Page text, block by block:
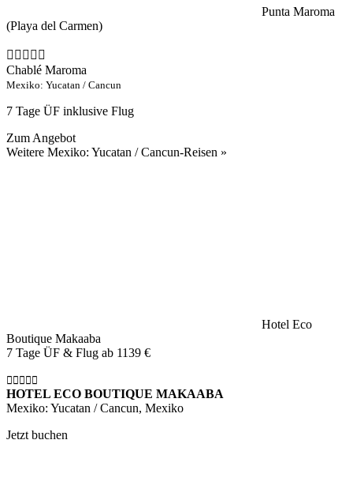
Punta Maroma
(Playa del Carmen)
Chablé Maroma
Mexiko: Yucatan / Cancun
7 Tage ÜF inklusive Flug
Zum Angebot
Weitere Mexiko: Yucatan / Cancun-Reisen »
Hotel Eco
Boutique Makaaba
7 Tage ÜF & Flug ab 1139 €
HOTEL ECO BOUTIQUE MAKAABA
Mexiko: Yucatan / Cancun, Mexiko
Jetzt buchen